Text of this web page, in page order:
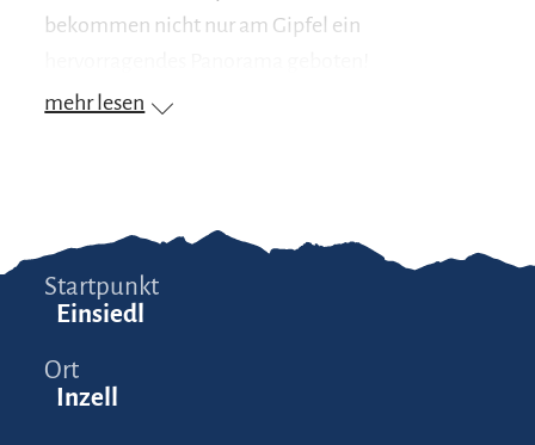
bekommen nicht nur am Gipfel ein
mehr lesen
Startpunkt
Einsiedl
Ort
Inzell